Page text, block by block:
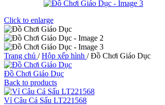
Click to enlarge
Trang chủ / Hộp xếp hình / Đồ Chơi Giáo Dục
Đồ Chơi Giáo Dục
Back to products
Vỉ Câu Cá Sấu LT221568